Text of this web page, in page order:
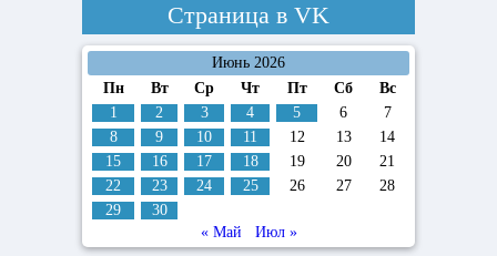
Страница в VK
Июнь 2026
Пн
Вт Ср Чт Пт Сб
Вс
1
2 3 4 5 6
7
8
9 10 11 12 13
14
15
16 17 18 19 20
21
22
23 24 25 26 27
28
29
30
« Май
Июл »